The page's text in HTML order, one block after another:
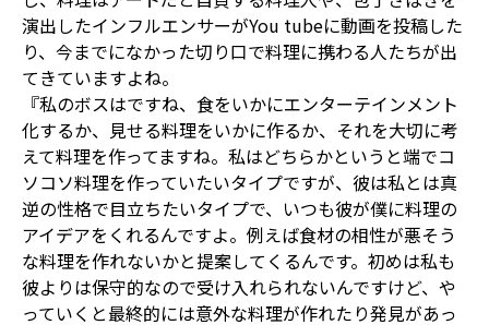
演出したインフルエンサーがYou tubeに動画を投稿した
り、今までになかった切り口で料理に携わる人たちが出
てきていますよね。
『私のボスはですね、食をいかにエンターテインメント
化するか、見せる料理をいかに作るか、それを大切に考
えて料理を作ってますね。私はどちらかというと端でコ
ソコソ料理を作っていたいタイプですが、彼は私とは真
逆の性格で目立ちたいタイプで、いつも彼が僕に料理の
アイデアをくれるんですよ。例えば食材の相性が悪そう
な料理を作れないかと提案してくるんです。初めは私も
彼よりは保守的なので受け入れられないんですけど、や
っていくと最終的には意外な料理が作れたり発見があっ